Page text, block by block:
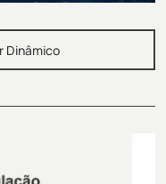
Dinâmico